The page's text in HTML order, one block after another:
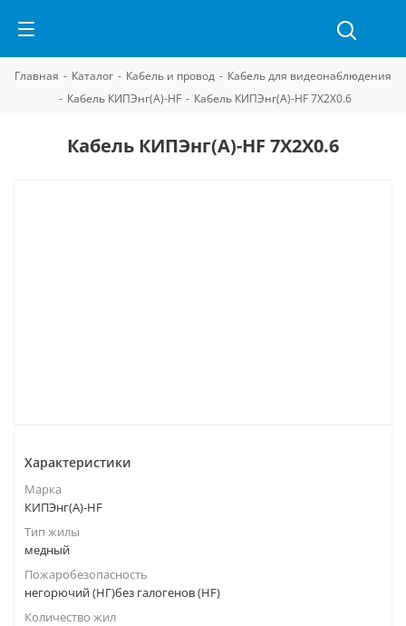
Главная - Каталог - Кабель и провод - Кабель для видеонаблюдения
- Кабель КИПЭнг(А)-HF - Кабель КИПЭнг(А)-HF 7Х2Х0.6
Кабель КИПЭнг(А)-HF 7Х2Х0.6
Характеристики
Марка
КИПЭнг(А)-HF
Тип жилы
медный
Пожаробезопасность
негорючий (НГ)без галогенов (HF)
Количество жил